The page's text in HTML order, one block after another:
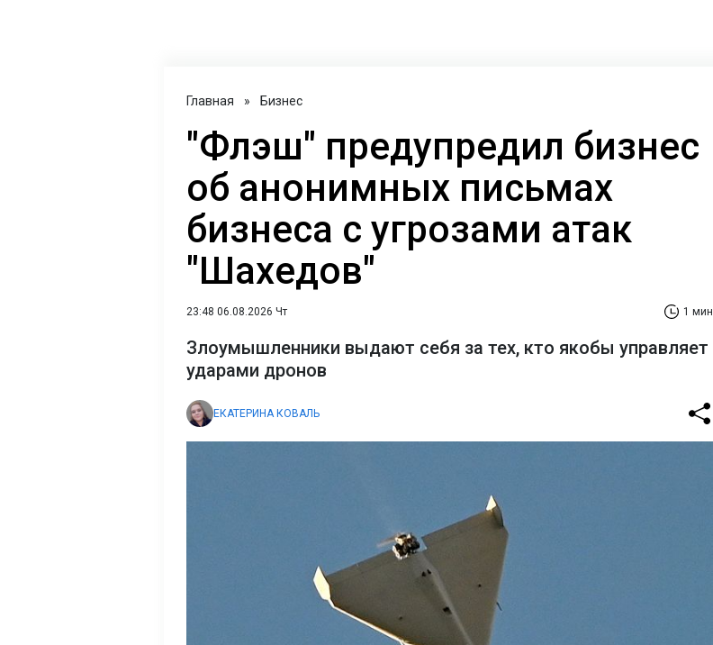
Главная » Бизнес
"Флэш" предупредил бизнес
об анонимных письмах
бизнеса с угрозами атак
"Шахедов"
23:48 06.08.2026 Чт 1 мин
Злоумышленники выдают себя за тех, кто якобы управляет
ударами дронов
ЕКАТЕРИНА КОВАЛЬ